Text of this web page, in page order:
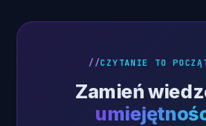
CZYTANIE TO
Zamień